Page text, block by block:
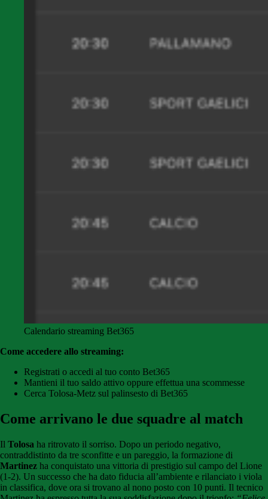
Calendario streaming Bet365
Come accedere allo streaming:
Registrati o accedi al tuo conto Bet365
Mantieni il tuo saldo attivo oppure effettua una scommesse
Cerca Tolosa-Metz sul palinsesto di Bet365
Come arrivano le due squadre al match
Il Tolosa ha ritrovato il sorriso. Dopo un periodo negativo,
contraddistinto da tre sconfitte e un pareggio, la formazione di
Martinez ha conquistato una vittoria di prestigio sul campo del Lione
(1-2). Un successo che ha dato fiducia all’ambiente e rilanciato i viola
in classifica, dove ora si trovano al nono posto con 10 punti. Il tecnico